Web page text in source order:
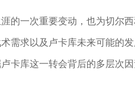
的一次重要变动，也为切尔
需求以及卢卡库未来可能的
卡库这一转会背后的多层次